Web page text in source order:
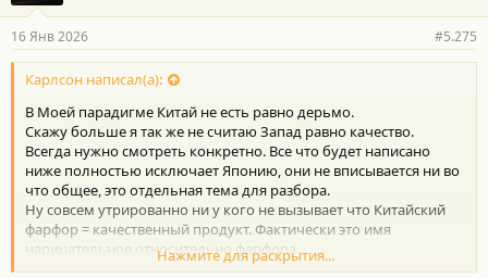
16 Янв 2026 #5.275
Карлсон написал(а):
В Моей парадигме Китай не есть равно дерьмо.
Скажу больше я так же не считаю Запад равно качество.
Всегда нужно смотреть конкретно. Все что будет написано
ниже полностью исключает Японию, они не вписывается ни во
что общее, это отдельная тема для разбора.
Ну совсем утрированно ни у кого не вызывает что Китайский
фарфор = качественный продукт. Фактически это имя
нарицательное относительно фарфора.
Но это все риторика… к сути.
Нажмите для раскрытия...